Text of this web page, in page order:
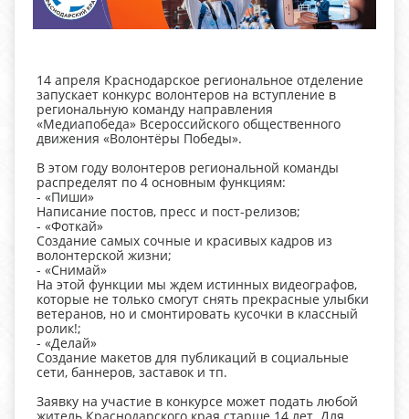
14 апреля Краснодарское региональное отделение
запускает конкурс волонтеров на вступление в
региональную команду направления
«Медиапобеда» Всероссийского общественного
движения «Волонтёры Победы».
В этом году волонтеров региональной команды
распределят по 4 основным функциям:
- «Пиши»
Написание постов, пресс и пост-релизов;
- «Фоткай»
Создание самых сочные и красивых кадров из
волонтерской жизни;
- «Снимай»
На этой функции мы ждем истинных видеографов,
которые не только смогут снять прекрасные улыбки
ветеранов, но и смонтировать кусочки в классный
ролик!;
- «Делай»
Создание макетов для публикаций в социальные
сети, баннеров, заставок и тп.
Заявку на участие в конкурсе может подать любой
житель Краснодарского края старше 14 лет. Для